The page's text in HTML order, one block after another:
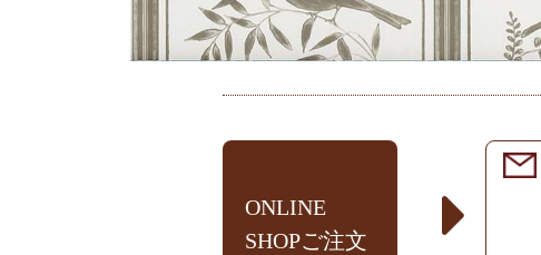
ONLINE
SHOPご注文